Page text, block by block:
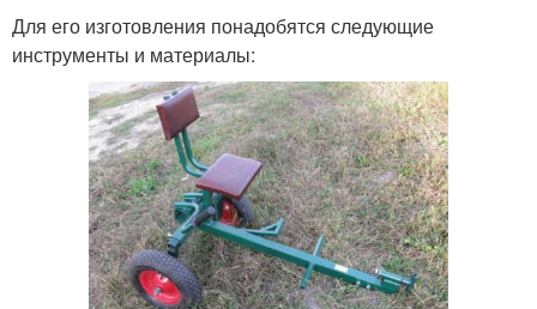
Для его изготовления понадобятся следующие
инструменты и материалы: